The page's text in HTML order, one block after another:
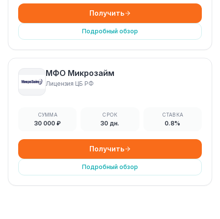
Получить
Подробный обзор
МФО Микрозайм
Лицензия ЦБ РФ
СУММА
30 000 ₽
СРОК
30 дн.
СТАВКА
0.8%
Получить
Подробный обзор